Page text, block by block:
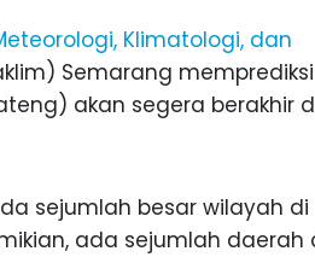
Klimatologi, dan
Semarang memprediksi
akan segera berakhir
sejumlah besar wilayah di
ada sejumlah daerah